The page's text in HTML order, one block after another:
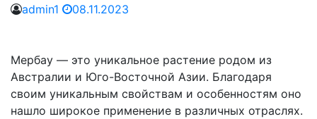
admin1 08.11.2023
Мербау — это уникальное растение родом из
Австралии и Юго-Восточной Азии. Благодаря
своим уникальным свойствам и особенностям оно
нашло широкое применение в различных отраслях.